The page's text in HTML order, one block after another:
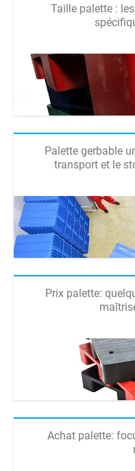
Taille palette :
Palette gerbable
transport et le
Prix palette:
Achat palette: